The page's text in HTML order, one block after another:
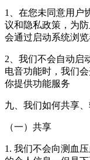
1、在您未同意用户
议和隐私政策，为
会通过启动系统浏
2、我们不会自动启
电音功能时，我们
你提供功能服务
九、我们如何共享
（一）共享
1. 我们不会向测血